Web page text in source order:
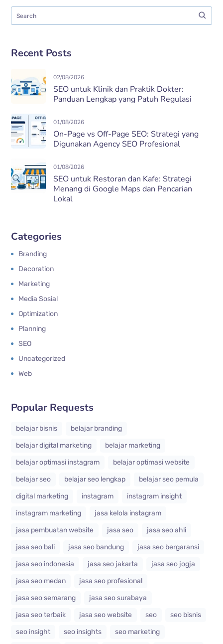
Recent Posts
02/08/2026
SEO untuk Klinik dan Praktik Dokter:
Panduan Lengkap yang Patuh Regulasi
01/08/2026
On-Page vs Off-Page SEO: Strategi yang
Digunakan Agency SEO Profesional
01/08/2026
SEO untuk Restoran dan Kafe: Strategi
Menang di Google Maps dan Pencarian
Lokal
Categories
Branding
Decoration
Marketing
Media Sosial
Optimization
Planning
SEO
Uncategorized
Web
Popular Requests
belajar bisnis
belajar branding
belajar digital marketing
belajar marketing
belajar optimasi instagram
belajar optimasi website
belajar seo
belajar seo lengkap
belajar seo pemula
digital marketing
instagram
instagram insight
instagram marketing
jasa kelola instagram
jasa pembuatan website
jasa seo
jasa seo ahli
jasa seo bali
jasa seo bandung
jasa seo bergaransi
jasa seo indonesia
jasa seo jakarta
jasa seo jogja
jasa seo medan
jasa seo profesional
jasa seo semarang
jasa seo surabaya
jasa seo terbaik
jasa seo website seo
seo bisnis
seo insight
seo insights
seo marketing